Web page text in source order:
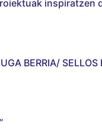
inspiratzen
BERRIA/